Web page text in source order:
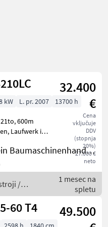
32.400
€
Cena
vključuje
DDV
(stopnja
20%)
27.000 €
neto
kW L. pr. 2007 13700 h
600m
in
BMT SW2,
Böschungslöffel Gradbeni
Kohlschein Baumaschinenhandel GmbH
/
1 mesec na
spletu
60 T4
49.500